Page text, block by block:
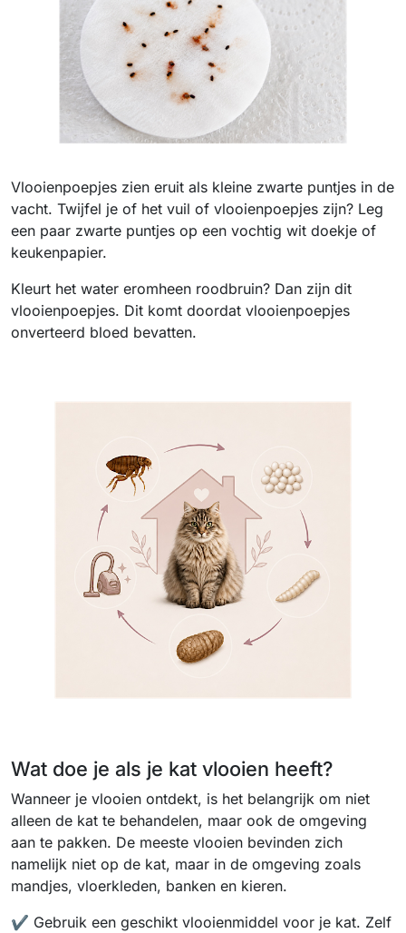
Vlooienpoepjes zien eruit als kleine zwarte puntjes in de
vacht. Twijfel je of het vuil of vlooienpoepjes zijn? Leg
een paar zwarte puntjes op een vochtig wit doekje of
keukenpapier.
Kleurt het water eromheen roodbruin? Dan zijn dit
vlooienpoepjes. Dit komt doordat vlooienpoepjes
onverteerd bloed bevatten.
Wat doe je als je kat vlooien heeft?
Wanneer je vlooien ontdekt, is het belangrijk om niet
alleen de kat te behandelen, maar ook de omgeving
aan te pakken. De meeste vlooien bevinden zich
namelijk niet op de kat, maar in de omgeving zoals
mandjes, vloerkleden, banken en kieren.
✔️ Gebruik een geschikt vlooienmiddel voor je kat. Zelf